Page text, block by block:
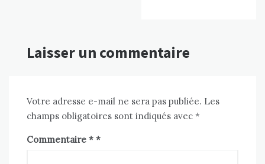
Laisser un commentaire
Votre adresse e-mail ne sera pas publiée. Les
champs obligatoires sont indiqués avec *
Commentaire *